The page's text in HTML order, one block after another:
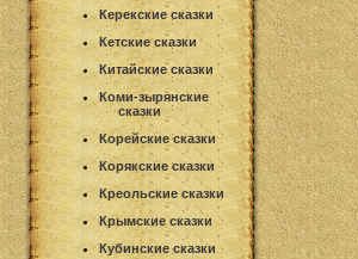
Керекские сказки
Кетские сказки
Китайские сказки
Коми-зырянские
сказки
Корейские сказки
Корякские сказки
Креольские сказки
Крымские сказки
Кубинские сказки